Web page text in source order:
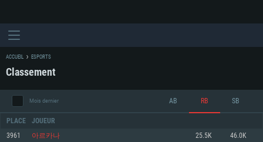
ACCUEIL ESPORTS
Classement
Mois dernier AB RB SB
PLACE JOUEUR
3961 아르카나 25.5K 46.0K